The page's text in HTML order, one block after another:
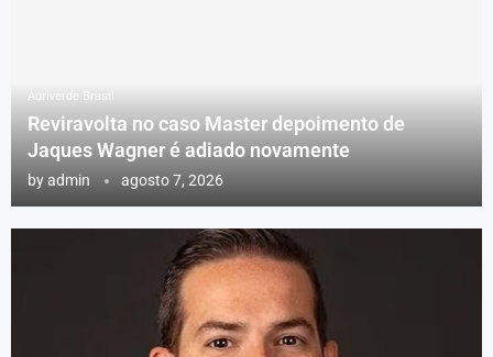
Auriverde Brasil
Reviravolta no caso Master depoimento de
Jaques Wagner é adiado novamente
byadmin agosto 7, 2026